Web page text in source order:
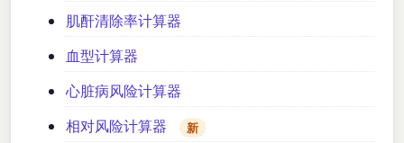
肌酐清除率计算器
血型计算器
心脏病风险计算器
相对风险计算器
新